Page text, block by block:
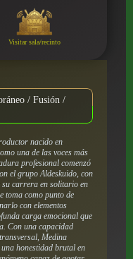
Visitar sala/recinto
/ Fusión /
nacido en
una de las voces más
profesional comenzó
el grupo Aldeskuido, con
carrera en solitario en
toma como punto de
con elementos
carga emocional que
Con una capacidad
Medina
honestidad brutal en